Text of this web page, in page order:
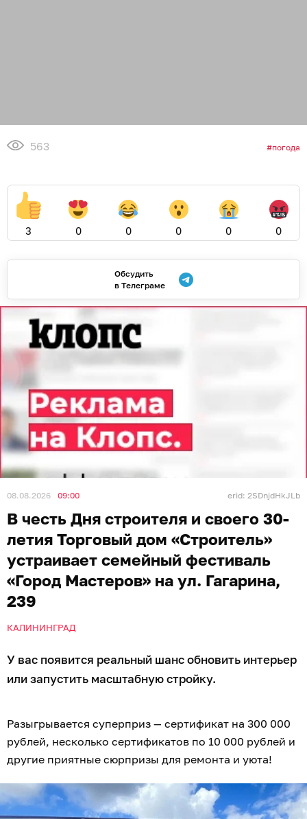
563 погода
3 0 0 0 0 0
Обсудить
в Телеграме
08.08.2026 09:00 erid: 2SDnjdHkJLb
В честь Дня строителя и своего 30-
летия Торговый дом «Строитель»
устраивает семейный фестиваль
«Город Мастеров» на ул. Гагарина,
239
КАЛИНИНГРАД
У вас появится реальный шанс обновить интерьер
или запустить масштабную стройку.
Разыгрывается суперприз — сертификат на 300 000
рублей, несколько сертификатов по 10 000 рублей и
другие приятные сюрпризы для ремонта и уюта!